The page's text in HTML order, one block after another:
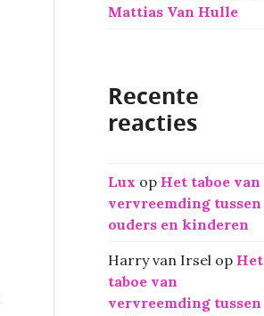
Mattias Van Hulle
Recente
reacties
Lux op Het taboe van
vervreemding tussen
ouders en kinderen
Harry van Irsel op Het
taboe van
vervreemding tussen